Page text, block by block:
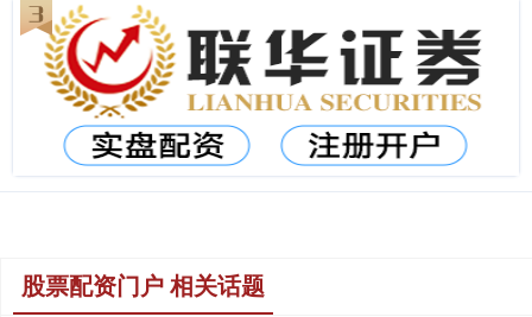
股票配资门户 相关话题